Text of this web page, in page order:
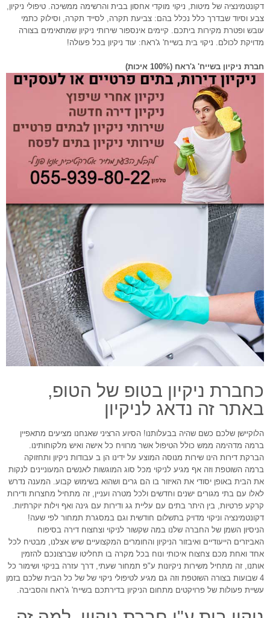
דקונטמינציה של מיטות, ניקוי מוקדי אחסון בבית והרשימה ממשיכה. טיפולי ניקיון,
צבע וסיוד שבדרך כלל נכלל בהם: צביעת תקרה, לסייד תקרה, וסילוק כתמי
עובש ופטרת מקירות ביתכם. קיימים אינספור שירותי ניקיון שמתאימים בצורה
מדויקת לכולם. ניקוי בית בשייח' ג'ראח: עוד ניקיון בכל פעולה!
חברת ניקיון בשייח' ג'ראח (100% איכות)
כחברת ניקיון בטופ של הטופ,
באתר זה נדאג לניקיון
הלוקיישן שלכם כשם שהיה בבעלותנו! הסיוע הרציני שאנחנו מציעים מתאפיין
ברמה מדהימה ממש כולל הטיפול אשר מרוויח כל אישה ואיש מלקוחותינו.
הברקת דירות הינו שירות מנוסה המוצע על ידינו הן ב עבודות ניקיון ותחזוקה
ברמה השוטפת וזה אף מגיע לניקוי מכל סוג המוגשות לאנשים המעוניינים לנקות
את הבית באופן יסודי את האיזור בו הם גרים ושהוא בשימוש קבוע. המענה נדרש
לאלו עם בתי מגורים ישנים וחדשים ולכל מטרה ועניין, זה מתחיל מחצרות ודירות
קרקע פרטיות, בין היתר בתים עם עליית גג ודירות עם גינה ואף וילות יוקרתיות.
דקונטמינציה וניקוי מדויק בתשלום חודשית וגם במסגרת תמחור לפי שעה!
הניסיון השמן של החברה שלנו במה שקשור לניקוי וצחצוח דירה בסיפוח
האביזרים הייעודיים ואיבזור הניקיון והחומרים המקצועיים שיש אצלנו, מבטיח לכל
אחד ואחת מכם צחצוח איכותי ונוח בכל מקרה בו תחליטו שברצונכם להזמין
אותנו, זה מתחיל משירות ניקיונות ע"פ תמחור שעתי, דרך עזרה בניקוי ושימור כל
4 שבועות בצורה השוטפת וזה גם מגיע לטיפולי ניקוי של של כל הבית שלכם בזמן
עשיית פעולות של פרויקטים מתחום הניקיון בדירתכם בשייח' ג'ראח והסביבה.